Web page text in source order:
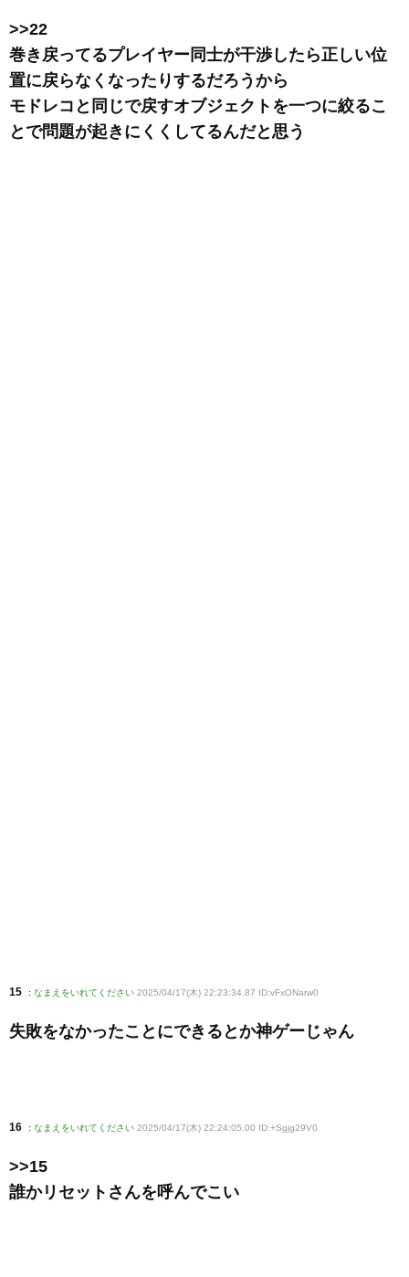
>>22
巻き戻ってるプレイヤー同士が干渉したら正しい位
置に戻らなくなったりするだろうから
モドレコと同じで戻すオブジェクトを一つに絞るこ
とで問題が起きにくくしてるんだと思う
15 : なまえをいれてください 2025/04/17(木) 22:23:34.87 ID:vFxONarw0
失敗をなかったことにできるとか神ゲーじゃん
16 : なまえをいれてください 2025/04/17(木) 22:24:05.00 ID:+Sgjg29V0
>>15
誰かリセットさんを呼んでこい